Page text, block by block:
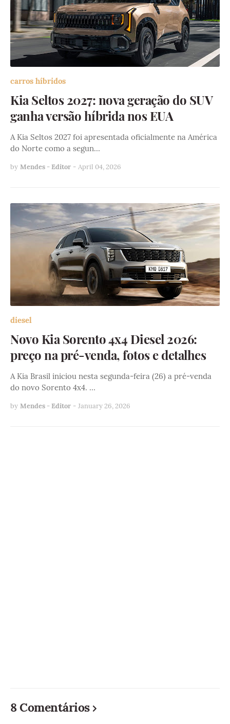
carros híbridos
Kia Seltos 2027: nova geração do SUV
ganha versão híbrida nos EUA
A Kia Seltos 2027 foi apresentada oficialmente na América
do Norte como a segun…
by Mendes - Editor - April 04, 2026
diesel
Novo Kia Sorento 4x4 Diesel 2026:
preço na pré-venda, fotos e detalhes
A Kia Brasil iniciou nesta segunda-feira (26) a pré-venda
do novo Sorento 4x4. …
by Mendes - Editor - January 26, 2026
8 Comentários